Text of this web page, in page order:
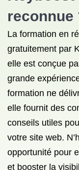
reconnue
La formation en
gratuitement par
elle est conçue
grande
formation ne
elle fournit des
conseils utiles
votre site web.
opportunité pour
et booster la